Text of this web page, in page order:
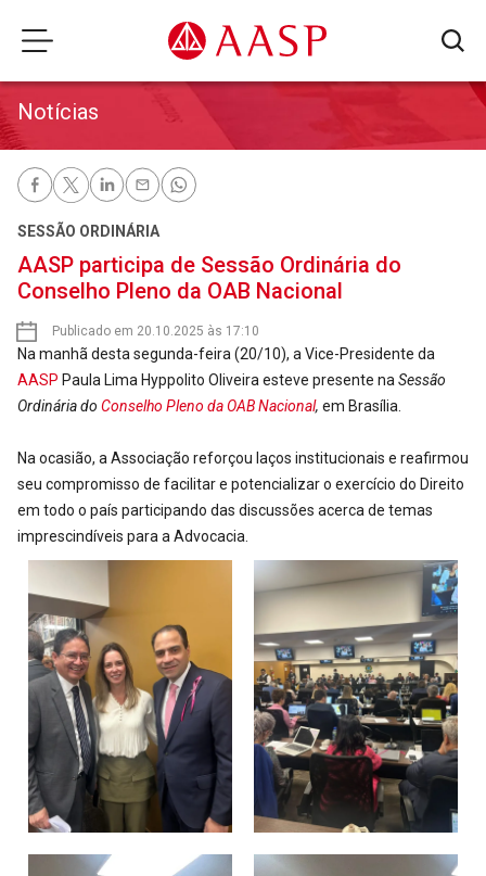
Notícias
SESSÃO ORDINÁRIA
AASP participa de Sessão Ordinária do
Conselho Pleno da OAB Nacional
Publicado em 20.10.2025 às 17:10
Na manhã desta segunda-feira (20/10), a Vice-Presidente da
AASP Paula Lima Hyppolito Oliveira esteve presente na Sessão
Ordinária do Conselho Pleno da OAB Nacional, em Brasília.
Na ocasião, a Associação reforçou laços institucionais e reafirmou
seu compromisso de facilitar e potencializar o exercício do Direito
em todo o país participando das discussões acerca de temas
imprescindíveis para a Advocacia.